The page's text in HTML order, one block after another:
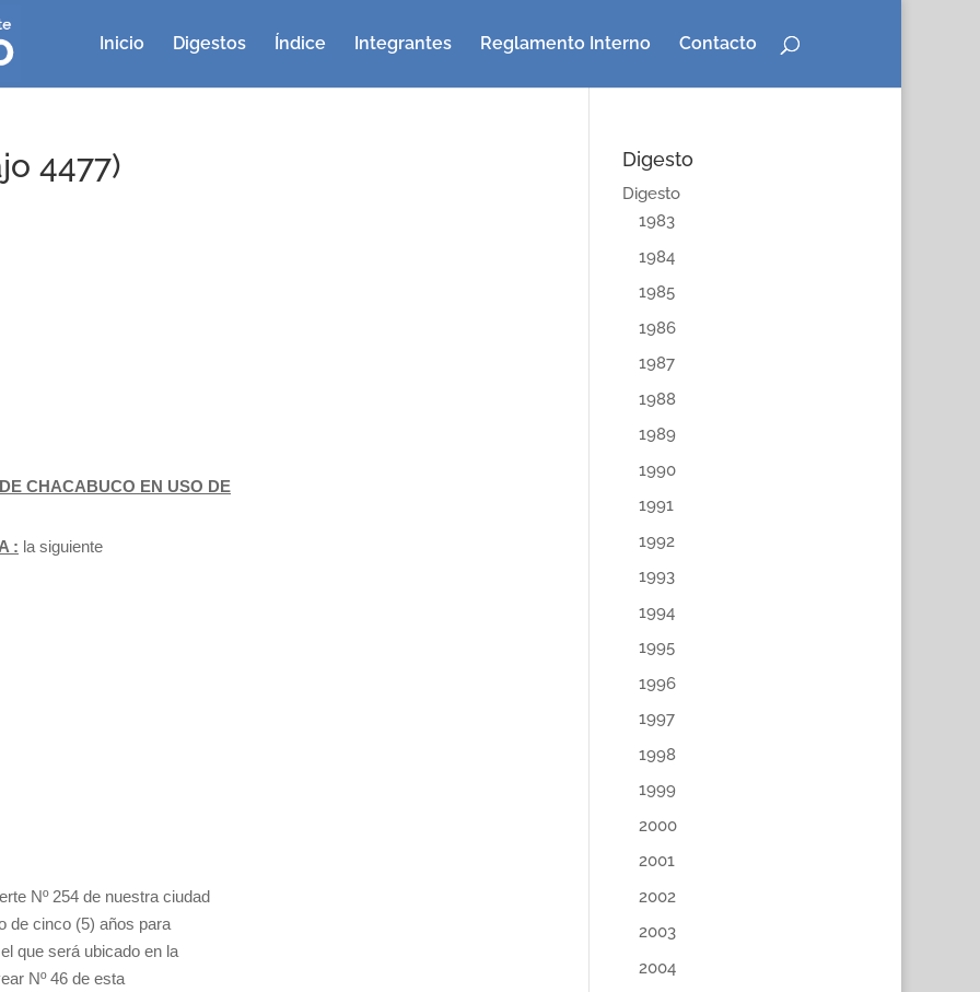
Inicio Digestos Índice Integrantes Reglamento Interno Contacto
4477)
CHACABUCO EN USO DE
: la siguiente
Nº 254 de nuestra ciudad
de cinco (5) años para
que será ubicado en la
Nº 46 de esta
Digesto
Digesto
1983
1984
1985
1986
1987
1988
1989
1990
1991
1992
1993
1994
1995
1996
1997
1998
1999
2000
2001
2002
2003
2004